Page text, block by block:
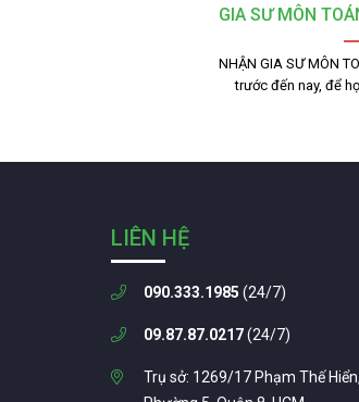
GIA SƯ MÔN
NHẬN GIA SƯ MÔN
trước đến nay, để
LIÊN HỆ
090.333.1985 (24/7)
09.87.87.0217(24/7)
Trụ sở: 1269/17 Phạm Thế Hiển,